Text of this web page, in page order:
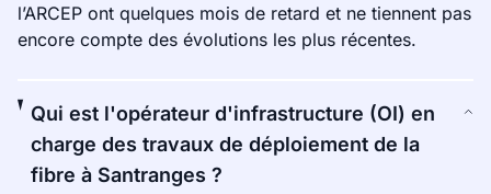
l’ARCEP ont quelques mois de retard et ne tiennent pas
encore compte des évolutions les plus récentes.
Qui est l'opérateur d'infrastructure (OI) en
charge des travaux de déploiement de la
fibre à Santranges ?